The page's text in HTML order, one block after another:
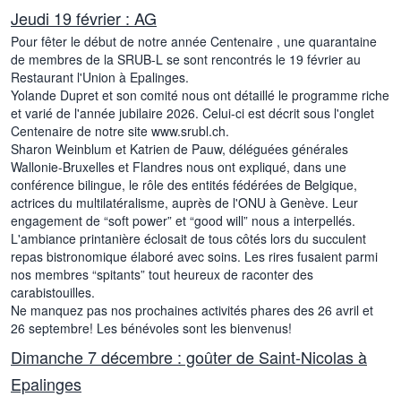
Jeudi 19 février : AG
Pour fêter le début de notre année Centenaire , une quarantaine
de membres de la SRUB-L se sont rencontrés le 19 février au
Restaurant l'Union à Epalinges.
Yolande Dupret et son comité nous ont détaillé le programme riche
et varié de l'année jubilaire 2026. Celui-ci est décrit sous l'onglet
Centenaire de notre site www.srubl.ch.
Sharon Weinblum et Katrien de Pauw, déléguées générales
Wallonie-Bruxelles et Flandres nous ont expliqué, dans une
conférence bilingue, le rôle des entités fédérées de Belgique,
actrices du multilatéralisme, auprès de l'ONU à Genève. Leur
engagement de “soft power” et “good will” nous a interpellés.
L'ambiance printanière éclosait de tous côtés lors du succulent
repas bistronomique élaboré avec soins. Les rires fusaient parmi
nos membres “spitants” tout heureux de raconter des
carabistouilles.
Ne manquez pas nos prochaines activités phares des 26 avril et
26 septembre! Les bénévoles sont les bienvenus!
Dimanche 7 décembre : goûter de Saint-Nicolas à
Epalinges